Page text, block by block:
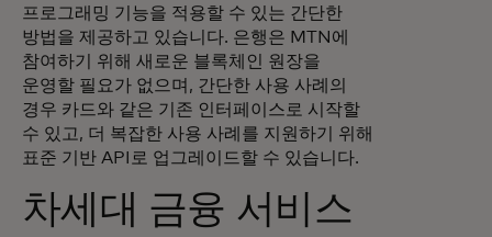
프로그래밍 기능을 적용할 수 있는 간단한
방법을 제공하고 있습니다. 은행은 MTN에
참여하기 위해 새로운 블록체인 원장을
운영할 필요가 없으며, 간단한 사용 사례의
경우 카드와 같은 기존 인터페이스로 시작할
수 있고, 더 복잡한 사용 사례를 지원하기 위해
표준 기반 API로 업그레이드할 수 있습니다.
차세대 금융 서비스